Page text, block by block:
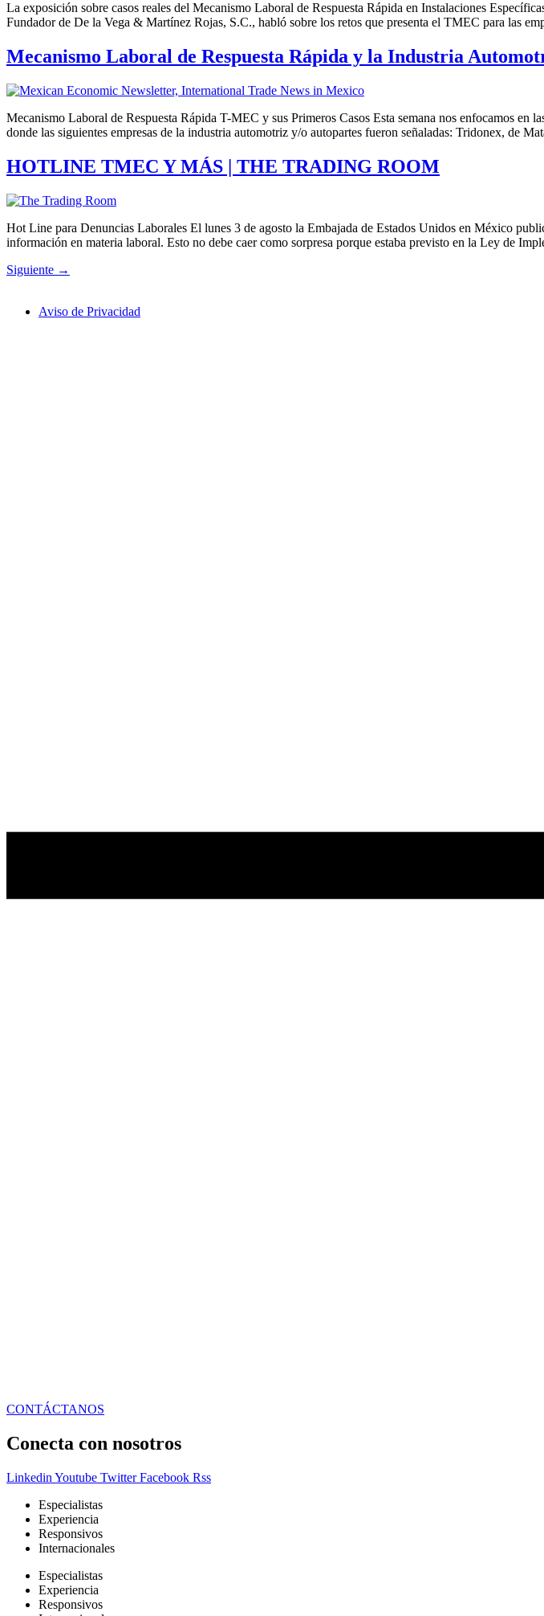
La exposición sobre casos reales del Mecanismo Laboral de Respuesta Rápida en Instalaciones
Fundador de De la Vega & Martínez Rojas, S.C., habló sobre los retos que presenta el TMEC para las
Mecanismo Laboral de Respuesta Rápida y la Industria
Mecanismo Laboral de Respuesta Rápida T-MEC y sus Primeros Casos Esta semana nos enfocamos
donde las siguientes empresas de la industria automotriz y/o autopartes fueron señaladas: Tridonex, de
HOTLINE TMEC Y MÁS | THE TRADING ROOM
Hot Line para Denuncias Laborales El lunes 3 de agosto la Embajada de Estados Unidos en México
información en materia laboral. Esto no debe caer como sorpresa porque estaba previsto en la Ley de
Siguiente →
Aviso de Privacidad
CONTÁCTANOS
Conecta con nosotros
Linkedin Youtube Twitter Facebook Rss
Especialistas
Experiencia
Responsivos
Internacionales
Especialistas
Experiencia
Responsivos